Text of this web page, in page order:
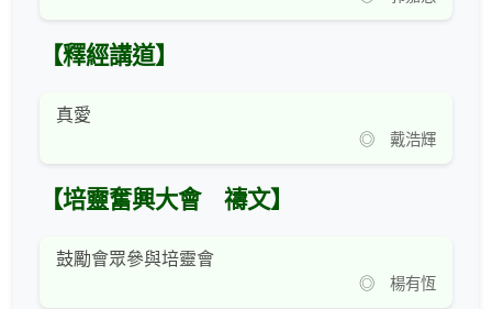
【釋經講道】
真愛
◎ 戴浩輝
【培靈奮興大會 禱文】
鼓勵會眾參與培靈會
◎ 楊有恆